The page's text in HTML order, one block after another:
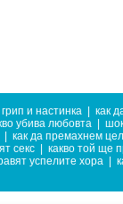
и настинка
как
убива любовта
как да премахнем
секс
какво той ще
успелите хора